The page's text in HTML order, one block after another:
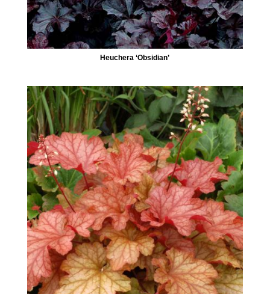
Heuchera ‘Obsidian’